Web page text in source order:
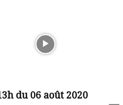
du 06 août 2020